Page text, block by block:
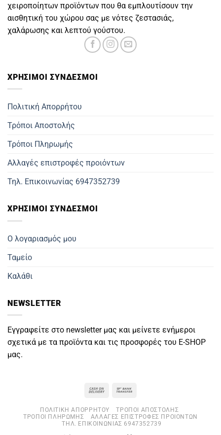
χειροποίητων προϊόντων που θα εμπλουτίσουν την
αισθητική του χώρου σας με νότες ζεστασιάς,
χαλάρωσης και λεπτού γούστου.
ΧΡΗΣΙΜOΙ ΣΥΝΔΕΣΜΟΙ
Πολιτική Απορρήτου
Τρόποι Αποστολής
Τρόποι Πληρωμής
Αλλαγές επιστροφές προιόντων
Τηλ. Επικοινωνίας 6947352739
ΧΡΗΣΙΜΟΙ ΣΥΝΔΕΣΜΟΙ
Ο λογαριασμός μου
Ταμείο
Καλάθι
NEWSLETTER
Εγγραφείτε στο newsletter μας και μείνετε ενήμεροι
σχετικά με τα προϊόντα και τις προσφορές του E-SHOP
μας.
Cash
Delivery
ΠΟΛΙΤΙΚΉ ΑΠΟΡΡΉΤΟΥ
ΤΡΌΠΟΙ ΑΠΟΣΤΟΛΉΣ
ΤΡΌΠΟΙ ΠΛΗΡΩΜΉΣ
ΑΛΛΑΓΈΣ ΕΠΙΣΤΡΟΦΈΣ ΠΡΟΙΌΝΤΩΝ
ΤΗΛ. ΕΠΙΚΟΙΝΩΝΊΑΣ 6947352739